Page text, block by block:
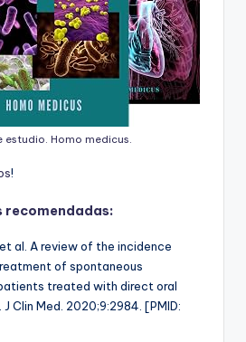
estudio. Homo medicus.
s!
recomendadas:
al. A review of the incidence
of spontaneous
treated with direct oral
Clin Med. 2020;9:2984. [PMID: